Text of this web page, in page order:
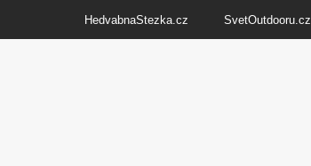
HedvabnaStezka.cz SvetOutdooru.cz